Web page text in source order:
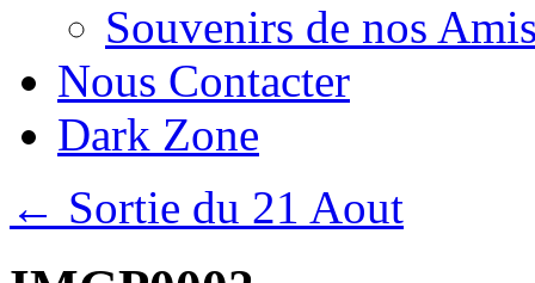
Souvenirs de nos
Nous Contacter
Dark Zone
← Sortie du 21 Aout